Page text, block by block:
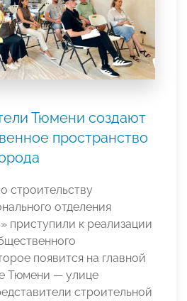
Тюмени создают
пространство
строительству
отделения
к реализации
появится на главной
Тюмени — улице
строительной